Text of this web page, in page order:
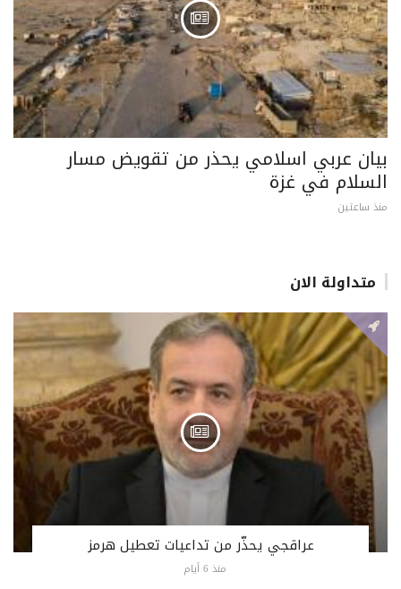
بيان عربي اسلامي يحذر من تقويض مسار
السلام في غزة
منذ ساعتين
متداولة الان
عراقجي يحذّر من تداعيات تعطيل هرمز
منذ 6 أيام